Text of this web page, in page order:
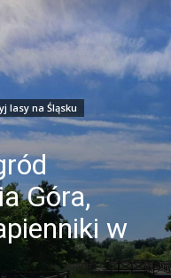
lasy na Śląsku
Góra,
w